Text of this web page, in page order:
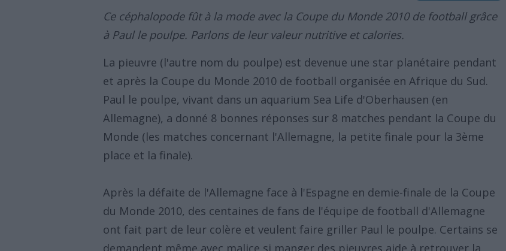
Ce céphalopode fût à la mode avec la Coupe du Monde 2010 de football grâce
à Paul le poulpe. Parlons de leur valeur nutritive et calories.
La pieuvre (l'autre nom du poulpe) est devenue une star planétaire pendant
et après la Coupe du Monde 2010 de football organisée en Afrique du Sud.
Paul le poulpe, vivant dans un aquarium Sea Life d'Oberhausen (en
Allemagne), a donné 8 bonnes réponses sur 8 matches pendant la Coupe du
Monde (les matches concernant l'Allemagne, la petite finale pour la 3ème
place et la finale).
Après la défaite de l'Allemagne face à l'Espagne en demie-finale de la Coupe
du Monde 2010, des centaines de fans de l'équipe de football d'Allemagne
ont fait part de leur colère et veulent faire griller Paul le poulpe. Certains se
demandent même avec malice si manger des pieuvres aide à retrouver la